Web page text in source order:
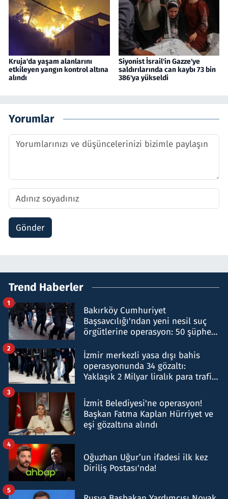
Kruja'da yaşam alanlarını
etkileyen yangın kontrol altına
alındı
Siyonist İsrail'in Gazze'ye
saldırılarında can kaybı 73 bin
386'ya yükseldi
Yorumlar
Gönder
Trend Haberler
Bakırköy Cumhuriyet
Başsavcılığı'ndan yeni nesil suç
örgütlerine operasyon: 50 şüpheli
1
İzmir merkezli yasa dışı bahis
operasyonunda 34 gözaltı:
Yaklaşık 2 Milyar liralık para trafiği
2
İzmit Belediyesi'ne operasyon!
Başkan Fatma Kaplan Hürriyet ve
eşi gözaltına alındı
3
Oğuzhan Uğur’un ifadesi ilk kez
Diriliş Postası'nda!
4
5